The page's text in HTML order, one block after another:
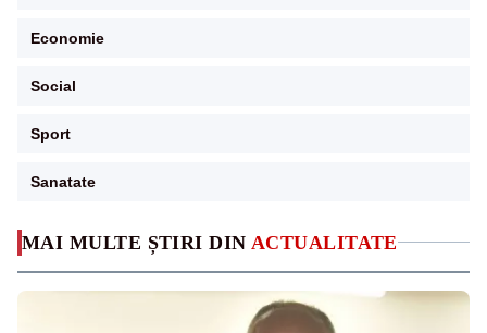
MAI MULTE ȘTIRI DIN ACTUALITATE
Economie
Social
Sport
Sanatate